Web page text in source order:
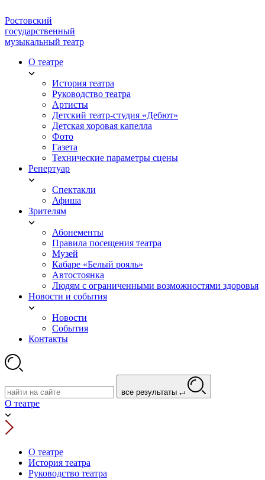
Ростовский
государственный
музыкальный театр
О театре
История театра
Руководство театра
Артисты
Детский театр-студия «Дебют»
Детская хоровая капелла
Фото
Газета
Технические параметры сцены
Репертуар
Спектакли
Афиша
Зрителям
Абонементы
Правила посещения театра
Музей
Кабаре «Белый рояль»
Автостоянка
Людям с ограниченными возможностями здоровья
Новости и события
Новости
События
Контакты
все результаты
О театре
О театре
История театра
Руководство театра